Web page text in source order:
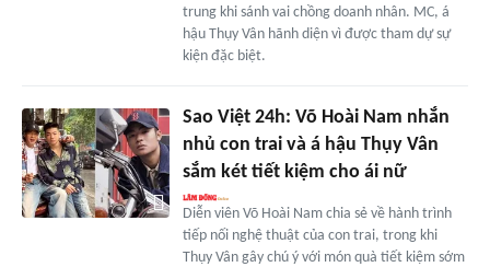
trung khi sánh vai chồng doanh nhân. MC, á
hậu Thụy Vân hãnh diện vì được tham dự sự
kiện đặc biệt.
Sao Việt 24h: Võ Hoài Nam nhắn
nhủ con trai và á hậu Thụy Vân
sắm két tiết kiệm cho ái nữ
Diễn viên Võ Hoài Nam chia sẻ về hành trình
tiếp nối nghệ thuật của con trai, trong khi
Thụy Vân gây chú ý với món quà tiết kiệm sớm